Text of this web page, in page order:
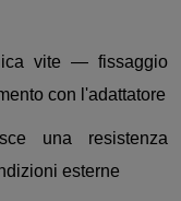
vite — fissaggio
con l'adattatore
una resistenza
esterne